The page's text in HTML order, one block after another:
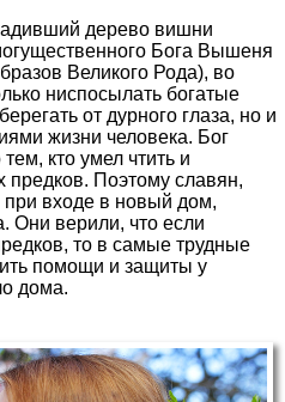
дерево вишни
Бога Вышеня
Великого Рода), во
ниспосылать богатые
от дурного глаза, но и
жизни человека. Бог
кто умел чтить и
предков. Поэтому славян,
входе в новый дом,
Они верили, что если
то в самые трудные
помощи и защиты у
дома.